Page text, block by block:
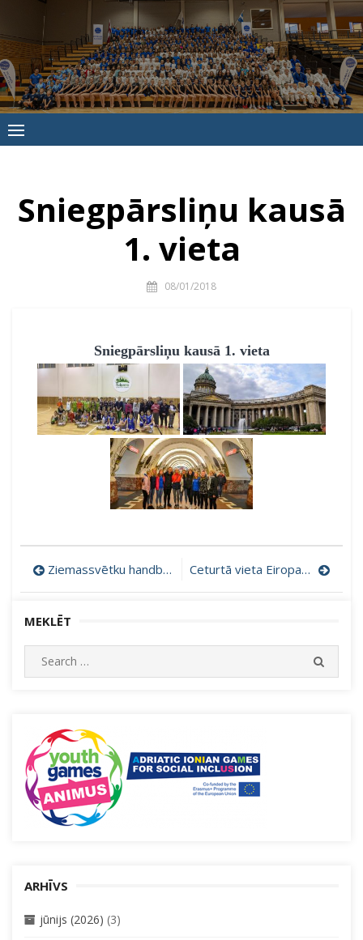
to
content
Jūrmalas
Sporta
skola
Sniegpārsliņu kausā
1. vieta
08/01/2018
Sniegpārsliņu kausā 1. vieta
Ziņu
izvēlne
Ziemassvētku handbols Ceturtā vieta Eiropas līgā
MEKLĒT
Search
for:
ARHĪVS
jūnijs (2026) (3)